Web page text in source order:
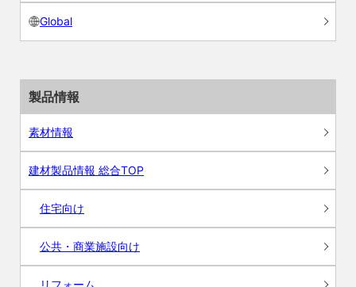
Global
製品情報
素材情報
建材製品情報 総合TOP
住宅向け
公共・商業施設向け
リフォーム